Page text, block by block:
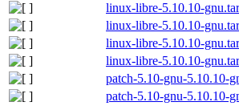
linux-libre-5.10.10-
linux-libre-5.10.10-
linux-libre-5.10.10-
linux-libre-5.10.10-
patch-5.10-gnu-5.10.10-
patch-5.10-gnu-5.10.10-